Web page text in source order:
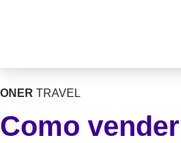
ONER TRAVEL
Como